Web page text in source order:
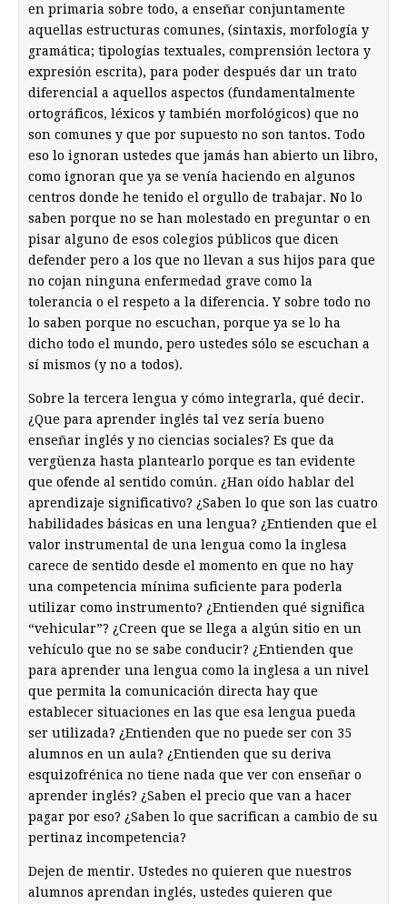
en primaria sobre todo, a enseñar conjuntamente
aquellas estructuras comunes, (sintaxis, morfología y
gramática; tipologías textuales, comprensión lectora y
expresión escrita), para poder después dar un trato
diferencial a aquellos aspectos (fundamentalmente
ortográficos, léxicos y también morfológicos) que no
son comunes y que por supuesto no son tantos. Todo
eso lo ignoran ustedes que jamás han abierto un libro,
como ignoran que ya se venía haciendo en algunos
centros donde he tenido el orgullo de trabajar. No lo
saben porque no se han molestado en preguntar o en
pisar alguno de esos colegios públicos que dicen
defender pero a los que no llevan a sus hijos para que
no cojan ninguna enfermedad grave como la
tolerancia o el respeto a la diferencia. Y sobre todo no
lo saben porque no escuchan, porque ya se lo ha
dicho todo el mundo, pero ustedes sólo se escuchan a
sí mismos (y no a todos).
Sobre la tercera lengua y cómo integrarla, qué decir.
¿Que para aprender inglés tal vez sería bueno
enseñar inglés y no ciencias sociales? Es que da
vergüenza hasta plantearlo porque es tan evidente
que ofende al sentido común. ¿Han oído hablar del
aprendizaje significativo? ¿Saben lo que son las cuatro
habilidades básicas en una lengua? ¿Entienden que el
valor instrumental de una lengua como la inglesa
carece de sentido desde el momento en que no hay
una competencia mínima suficiente para poderla
utilizar como instrumento? ¿Entienden qué significa
“vehicular”? ¿Creen que se llega a algún sitio en un
vehículo que no se sabe conducir? ¿Entienden que
para aprender una lengua como la inglesa a un nivel
que permita la comunicación directa hay que
establecer situaciones en las que esa lengua pueda
ser utilizada? ¿Entienden que no puede ser con 35
alumnos en un aula? ¿Entienden que su deriva
esquizofrénica no tiene nada que ver con enseñar o
aprender inglés? ¿Saben el precio que van a hacer
pagar por eso? ¿Saben lo que sacrifican a cambio de su
pertinaz incompetencia?
Dejen de mentir. Ustedes no quieren que nuestros
alumnos aprendan inglés, ustedes quieren que